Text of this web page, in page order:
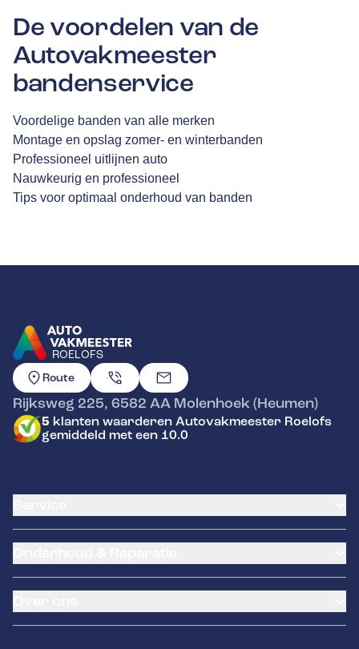
De voordelen van de
Autovakmeester
bandenservice
Voordelige banden van alle merken
Montage en opslag zomer- en winterbanden
Professioneel uitlijnen auto
Nauwkeurig en professioneel
Tips voor optimaal onderhoud van banden
ROELOFS
GA NAAR DE HOMEPAGINA
Route
Rijksweg 225, 6582 AA Molenhoek (Heumen)
5 klanten waarderen Autovakmeester Roelofs
gemiddeld met een 10.0
Banden service
Pechhulp
Schade en reparatie